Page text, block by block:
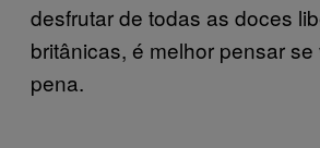
desfrutar de todas as doces
britânicas, é melhor pensar
pena.